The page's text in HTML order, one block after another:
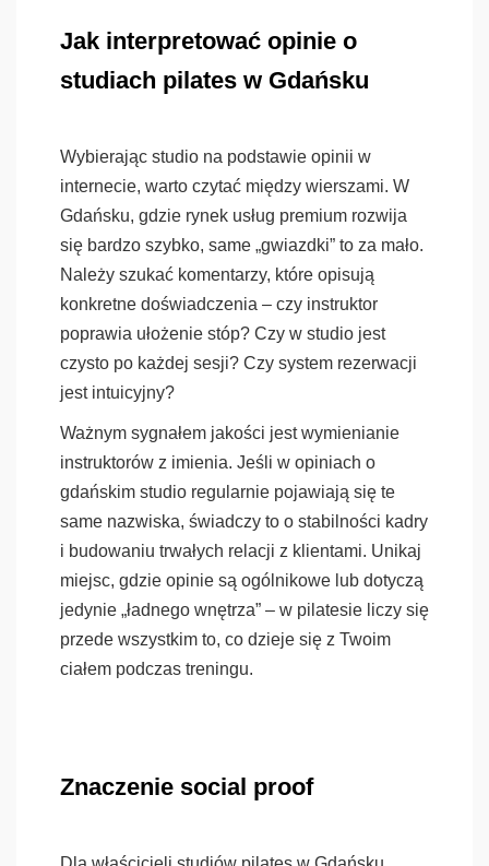
Jak interpretować opinie o
studiach pilates w Gdańsku
Wybierając studio na podstawie opinii w
internecie, warto czytać między wierszami. W
Gdańsku, gdzie rynek usług premium rozwija
się bardzo szybko, same „gwiazdki” to za mało.
Należy szukać komentarzy, które opisują
konkretne doświadczenia – czy instruktor
poprawia ułożenie stóp? Czy w studio jest
czysto po każdej sesji? Czy system rezerwacji
jest intuicyjny?
Ważnym sygnałem jakości jest wymienianie
instruktorów z imienia. Jeśli w opiniach o
gdańskim studio regularnie pojawiają się te
same nazwiska, świadczy to o stabilności kadry
i budowaniu trwałych relacji z klientami. Unikaj
miejsc, gdzie opinie są ogólnikowe lub dotyczą
jedynie „ładnego wnętrza” – w pilatesie liczy się
przede wszystkim to, co dzieje się z Twoim
ciałem podczas treningu.
Znaczenie social proof